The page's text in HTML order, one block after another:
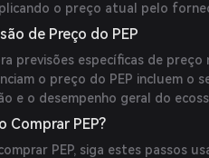
o preço atual pelo
de Preço do PEP
previsões específicas de
o preço do PEP incluem o
e o desempenho geral do
Comprar PEP?
PEP, siga estes passos